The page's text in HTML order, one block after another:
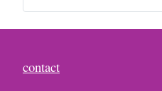
contact